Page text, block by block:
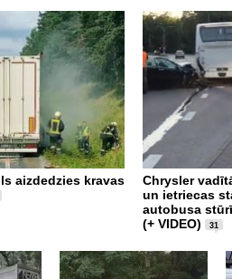
aizdedzies kravas
Chrysler
un ietriecas
autobusa
(+ VIDEO)
31